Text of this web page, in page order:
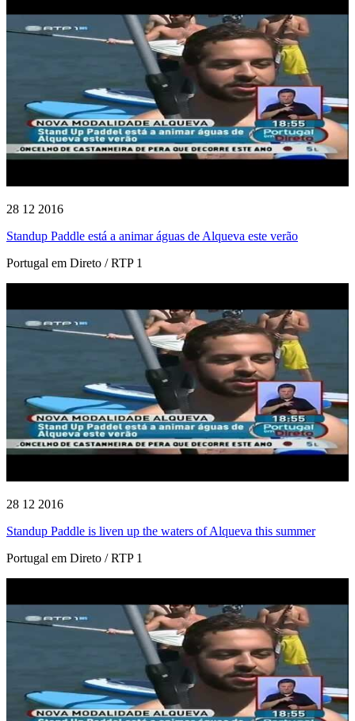
28 12 2016
Standup Paddle está a animar águas de Alqueva este verão
Portugal em Direto / RTP 1
28 12 2016
Standup Paddle is liven up the waters of Alqueva this summer
Portugal em Direto / RTP 1